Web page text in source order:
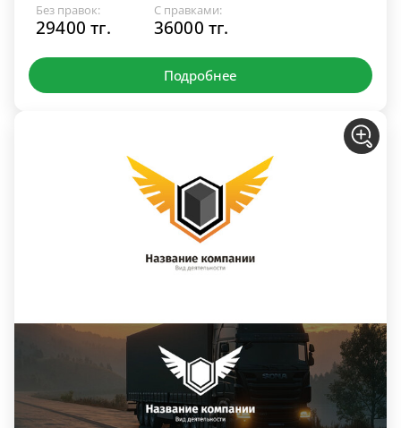
Без правок:
29400 тг.
С правками:
36000 тг.
Подробнее